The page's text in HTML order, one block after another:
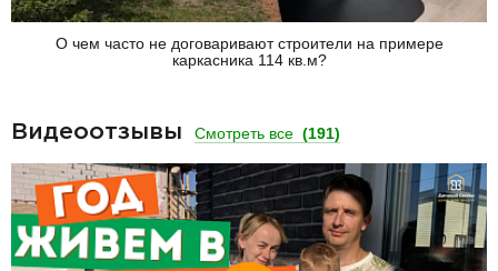
О чем часто не договаривают строители на примере
каркасника 114 кв.м?
Видеоотзывы Смотреть все (191)